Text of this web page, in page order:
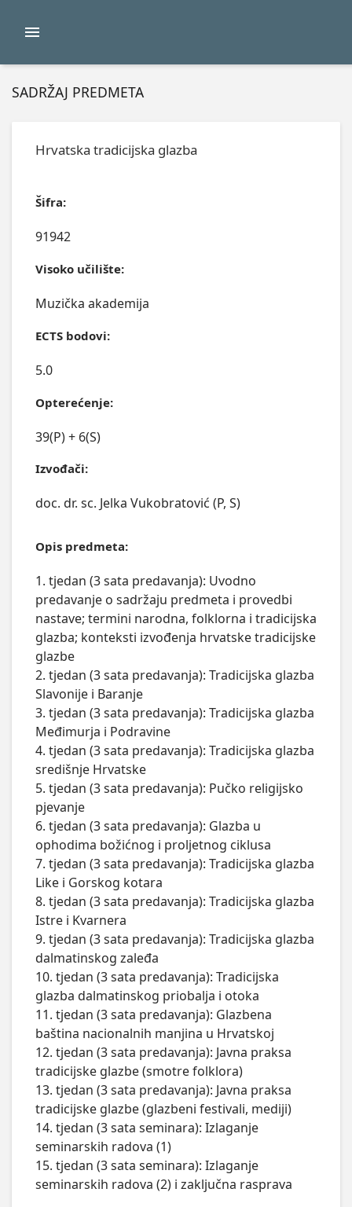
SADRŽAJ PREDMETA
Hrvatska tradicijska glazba
Šifra:
91942
Visoko učilište:
Muzička akademija
ECTS bodovi:
5.0
Opterećenje:
39(P) + 6(S)
Izvođači:
doc. dr. sc. Jelka Vukobratović (P, S)
Opis predmeta:
1. tjedan (3 sata predavanja): Uvodno
predavanje o sadržaju predmeta i provedbi
nastave; termini narodna, folklorna i tradicijska
glazba; konteksti izvođenja hrvatske tradicijske
glazbe
2. tjedan (3 sata predavanja): Tradicijska glazba
Slavonije i Baranje
3. tjedan (3 sata predavanja): Tradicijska glazba
Međimurja i Podravine
4. tjedan (3 sata predavanja): Tradicijska glazba
središnje Hrvatske
5. tjedan (3 sata predavanja): Pučko religijsko
pjevanje
6. tjedan (3 sata predavanja): Glazba u
ophodima božićnog i proljetnog ciklusa
7. tjedan (3 sata predavanja): Tradicijska glazba
Like i Gorskog kotara
8. tjedan (3 sata predavanja): Tradicijska glazba
Istre i Kvarnera
9. tjedan (3 sata predavanja): Tradicijska glazba
dalmatinskog zaleđa
10. tjedan (3 sata predavanja): Tradicijska
glazba dalmatinskog priobalja i otoka
11. tjedan (3 sata predavanja): Glazbena
baština nacionalnih manjina u Hrvatskoj
12. tjedan (3 sata predavanja): Javna praksa
tradicijske glazbe (smotre folklora)
13. tjedan (3 sata predavanja): Javna praksa
tradicijske glazbe (glazbeni festivali, mediji)
14. tjedan (3 sata seminara): Izlaganje
seminarskih radova (1)
15. tjedan (3 sata seminara): Izlaganje
seminarskih radova (2) i zaključna rasprava